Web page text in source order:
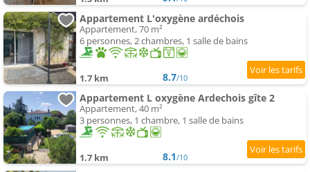
Appartement L'oxygène ardéchois
Appartement, 70 m²
6 personnes, 2 chambres, 1 salle de bains
1.7 km 8.7/10
Appartement L oxygène Ardechois gîte 2
Appartement, 40 m²
3 personnes, 1 chambre, 1 salle de bains
1.7 km 8.1/10